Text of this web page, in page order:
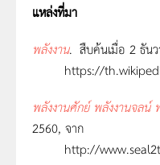
แหล่งที่มา
พลังงาน. สืบค้นเมื่อ 2 ธัน
https://
พลังงานศักย์ พลังงานจลน์
2560, จาก
http://